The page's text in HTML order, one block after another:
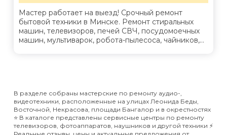
Мастер работает на выезд! Срочный ремонт
бытовой техники в Минске. Ремонт стиральных
машин, телевизоров, печей СВЧ, посудомоечных
машин, мультиварок, робота-пылесоса, чайников,...
В разделе собраны мастерские по ремонту аудио-,
видеотехники, расположенные на улицах Леонида Беды,
Восточной, Некрасова, площади Бангалор и в окрестностях
⭐️ В каталоге представлены сервисные центры по ремонту
телевизоров, фотоаппаратов, наушников и другой техники ⚡️